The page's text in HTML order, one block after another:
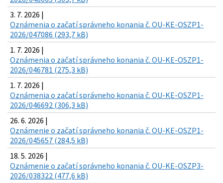
3. 7. 2026 |
Oznámenia o začatí správneho konania č. OU-KE-OSZP1-
2026/047086 (293,7 kB)
1. 7. 2026 |
Oznámenia o začatí správneho konania č. OU-KE-OSZP1-
2026/046781 (275,3 kB)
1. 7. 2026 |
Oznámenia o začatí správneho konania č. OU-KE-OSZP1-
2026/046692 (306,3 kB)
26. 6. 2026 |
Oznámenie o začatí správneho konania č. OU-KE-OSZP1-
2026/045657 (284,5 kB)
18. 5. 2026 |
Oznámenie o začatí správneho konania č. OU-KE-OSZP3-
2026/038322 (477,6 kB)